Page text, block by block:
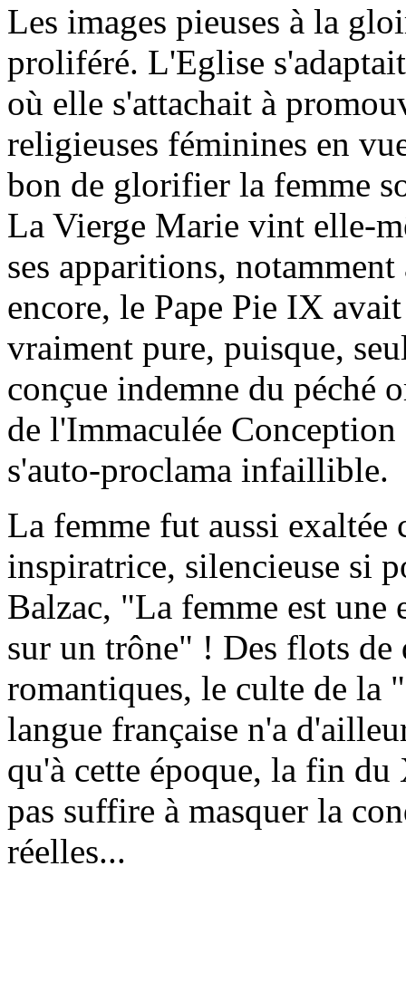
Les images pieuses à la
proliféré. L'Eglise
où elle s'attachait à
religieuses féminines en
bon de glorifier la femme
La Vierge Marie vint elle-
ses apparitions,
encore, le Pape Pie IX
vraiment pure, puisque,
conçue indemne du péché
de l'Immaculée
s'auto-proclama infaillible.
La femme fut aussi exaltée
inspiratrice, silencieuse si
Balzac, "La femme est
sur un trône" ! Des flots de
romantiques, le culte de la
langue française n'a
qu'à cette époque, la fin
pas suffire à masquer la
réelles...